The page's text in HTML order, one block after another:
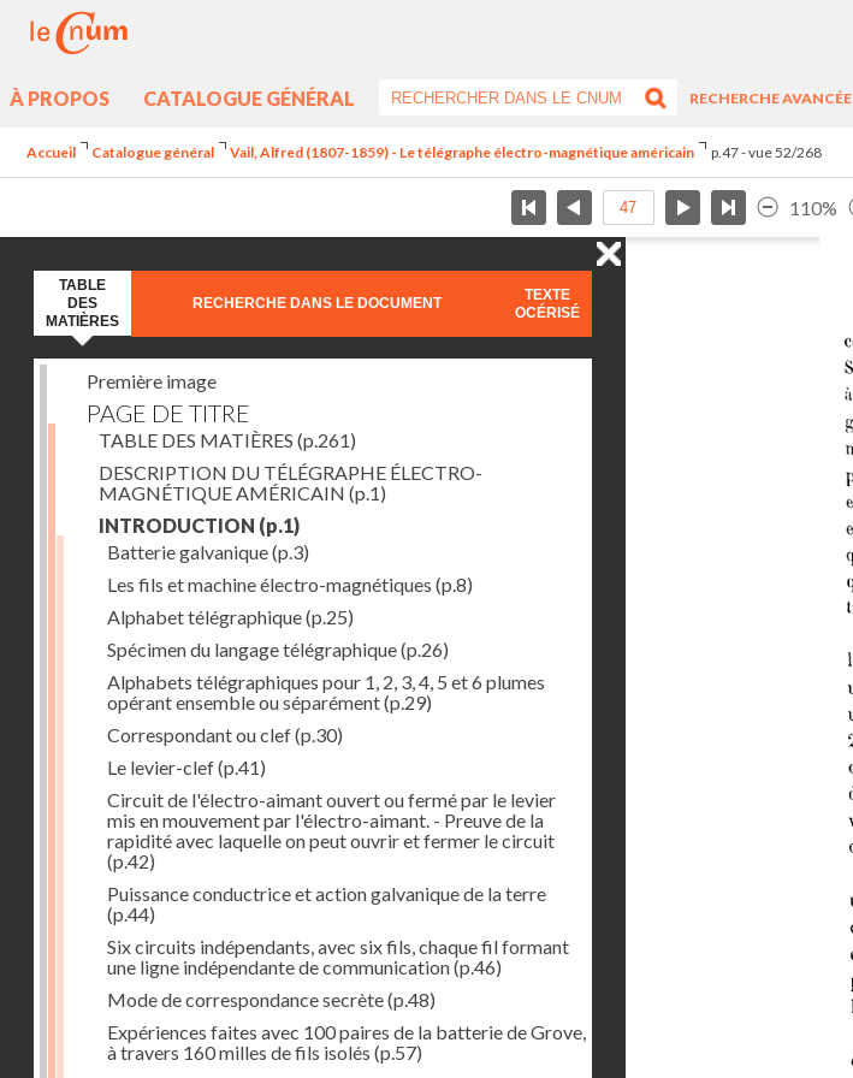
À PROPOS CATALOGUE GÉNÉRAL
RECHERCHE AVANCÉE
Accueil Catalogue général Vail, Alfred (1807-1859) - Le télégraphe électro-magnétique américain p.47 - vue 52/268
110%
TABLE
DES
MATIÈRES
RECHERCHE DANS LE DOCUMENT
TEXTE
OCÉRISÉ
Première image
PAGE DE TITRE
TABLE DES MATIÈRES (p.261)
DESCRIPTION DU TÉLÉGRAPHE ÉLECTRO-
MAGNÉTIQUE AMÉRICAIN (p.1)
INTRODUCTION (p.1)
Batterie galvanique(p.3)
Les fils et machine électro-magnétiques (p.8)
Alphabet télégraphique(p.25)
Spécimen du langage télégraphique(p.26)
Alphabets télégraphiques pour 1, 2, 3, 4, 5 et 6 plumes
opérant ensemble ou séparément(p.29)
Correspondant ou clef(p.30)
Le levier-clef(p.41)
Circuit de l'électro-aimant ouvert ou fermé par le levier
mis en mouvement par l'électro-aimant. - Preuve de la
rapidité avec laquelle on peut ouvrir et fermer le circuit
(p.42)
Puissance conductrice et action galvanique de la terre
(p.44)
Six circuits indépendants, avec six fils, chaque fil formant
une ligne indépendante de communication(p.46)
Mode de correspondance secrète(p.48)
Expériences faites avec 100 paires de la batterie de Grove,
à travers 160 milles de fils isolés (p.57)